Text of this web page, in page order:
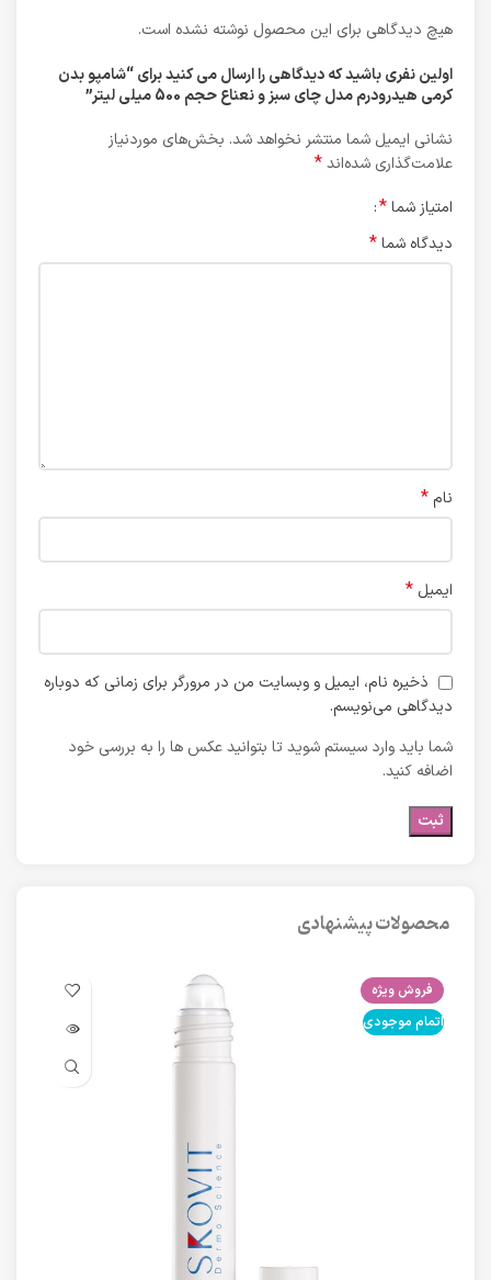
هیچ دیدگاهی برای این محصول نوشته نشده است.
اولین نفری باشید که دیدگاهی را ارسال می کنید برای “شامپو بدن
کرمی هیدرودرم مدل چای سبز و نعناع حجم 500 میلی لیتر”
نشانی ایمیل شما منتشر نخواهد شد. بخش‌های موردنیاز
علامت‌گذاری شده‌اند*
امتیاز شما*
دیدگاه شما*
نام *
ایمیل *
ذخیره نام، ایمیل و وبسایت من در مرورگر برای زمانی که دوباره
دیدگاهی می‌نویسم.
شما باید وارد سیستم شوید تا بتوانید عکس ها را به بررسی خود
اضافه کنید.
محصولات پیشنهادی
فروش ویژه
اتمام موجودی